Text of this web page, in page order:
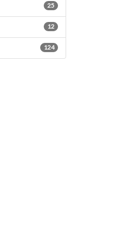
25
12
124